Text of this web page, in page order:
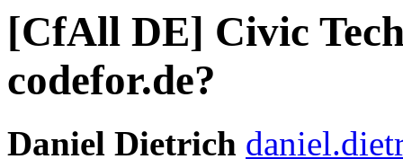
[CfAll DE] Civic
codefor.de?
Daniel Dietrich